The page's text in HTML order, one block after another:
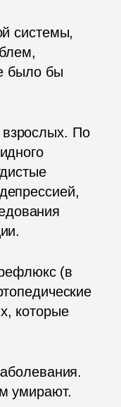
системы,
было бы
По
(в
которые
умирают.